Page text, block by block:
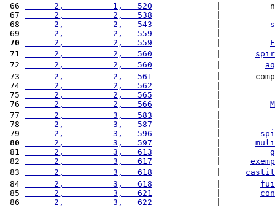
66
      2,          1,   520
|
67
      2,          2,   538
68
      2,          2,   543
69
      2,          2,   559
70
      2,          2,   559
71
      2,          2,   560
72
      2,          2,   560
73
      2,          2,   561
|
74
      2,          2,   562
75
      2,          2,   565
76
      2,          2,   566
77
      2,          3,   583
78
      2,          3,   587
79
      2,          3,   596
80
      2,          3,   597
81
      2,          3,   613
82
      2,          3,   617
83
      2,          3,   618
84
      2,          3,   618
85
      2,          3,   621
86
      2,          3,   622